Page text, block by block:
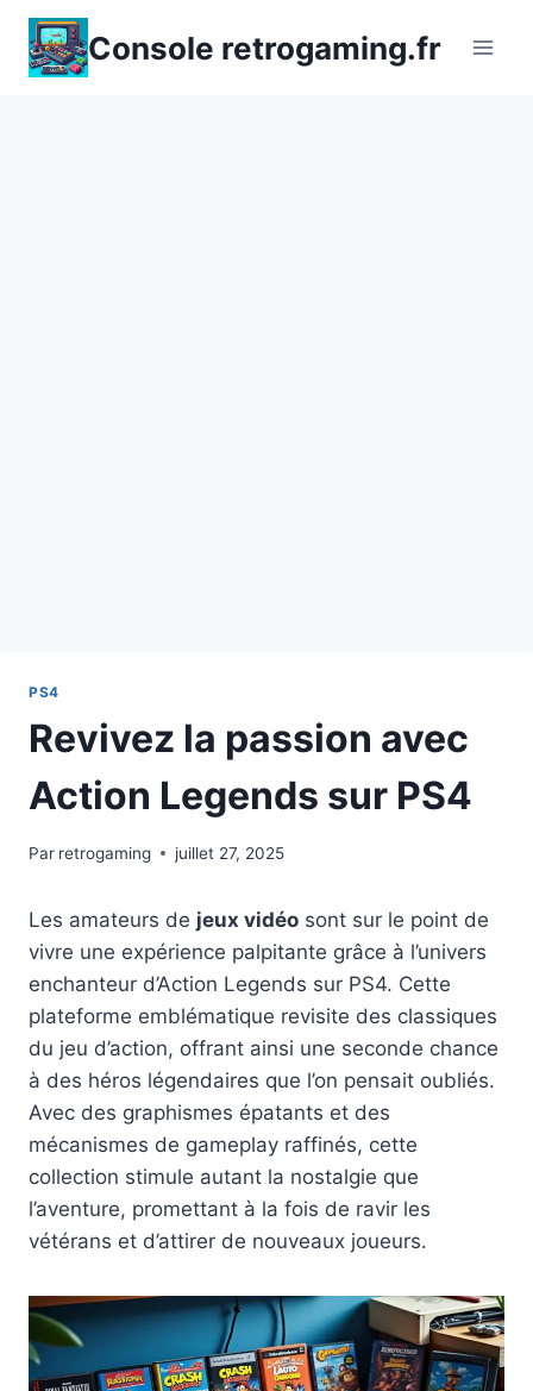
Aller
contenu
Console retrogaming.fr
PS4
Revivez la passion avec
Action Legends sur PS4
Par retrogaming juillet 27, 2025
Les amateurs de jeux vidéo sont sur le point de
vivre une expérience palpitante grâce à l’univers
enchanteur d’Action Legends sur PS4. Cette
plateforme emblématique revisite des classiques
du jeu d’action, offrant ainsi une seconde chance
à des héros légendaires que l’on pensait oubliés.
Avec des graphismes épatants et des
mécanismes de gameplay raffinés, cette
collection stimule autant la nostalgie que
l’aventure, promettant à la fois de ravir les
vétérans et d’attirer de nouveaux joueurs.